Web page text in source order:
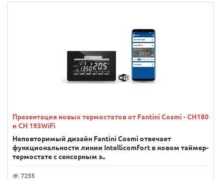
Презентация новых термостатов от Fantini Cosmi - CH180
и CH 193WiFi
Неповторимый дизайн Fantini Cosmi отвечает
функциональности линии Intellicomfort в новом таймер-
термостате с сенсорным э..
7255